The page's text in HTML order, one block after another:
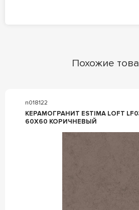
Похожие
n018122
КЕРАМОГРАНИТ ESTIMA LOFT LF03 MOKA НЕПОЛ
60X60 КОРИЧНЕВЫЙ